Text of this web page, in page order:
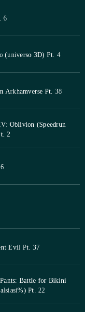
6
(universo 3D) Pt. 4
Arkhamverse Pt. 38
Oblivion (Speedrun
2
Evil Pt. 37
Battle for Bikini
Pt. 22